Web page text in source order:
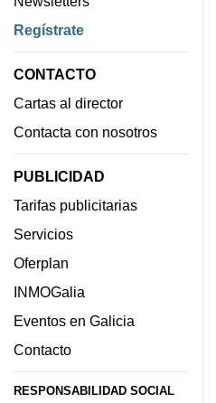
Regístrate
CONTACTO
Cartas al director
Contacta con nosotros
PUBLICIDAD
Tarifas publicitarias
Servicios
Oferplan
INMOGalia
Eventos en Galicia
Contacto
RESPONSABILIDAD SOCIAL